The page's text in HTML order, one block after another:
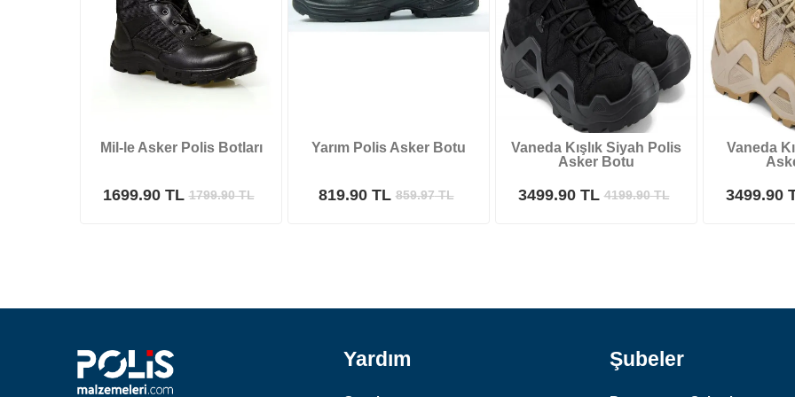
Mil-le Asker Polis Botları
1699.90 TL1799.90TL
Yarım Polis Asker Botu
819.90 TL859.97TL
Vaneda Kışlık Siyah Polis
Asker Botu
3499.90 TL4199.90TL
Vaneda
3499.90
Yardım Şubeler